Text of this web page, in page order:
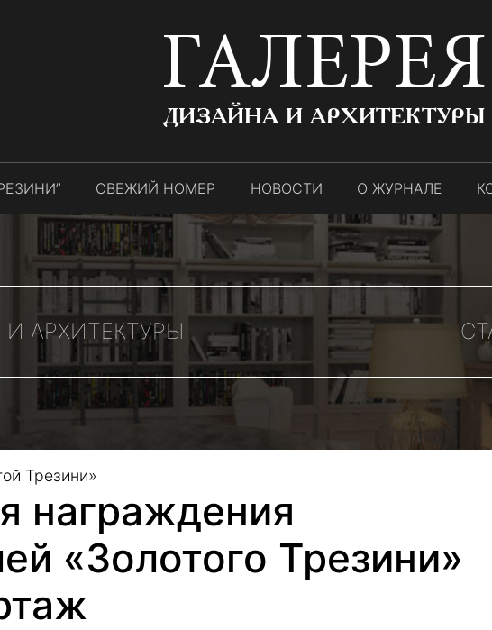
ГАЛЕРЕЯ
ДИЗАЙНА И АРХИТЕКТУРЫ
СВЕЖИЙ НОМЕР НОВОСТИ О ЖУРНАЛЕ
АРХИТЕКТУРЫ
Трезини»
награждения
«Золотого Трезини»